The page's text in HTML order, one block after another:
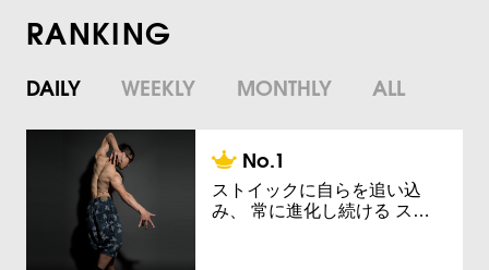
RANKING
DAILY WEEKLY MONTHLY ALL
ストイックに自らを追い込
み、 常に進化し続ける ス…